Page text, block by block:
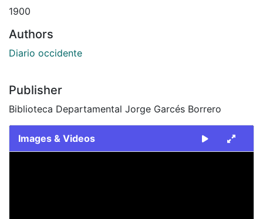
1900
Authors
Diario occidente
Publisher
Biblioteca Departamental Jorge Garcés Borrero
Images & Videos